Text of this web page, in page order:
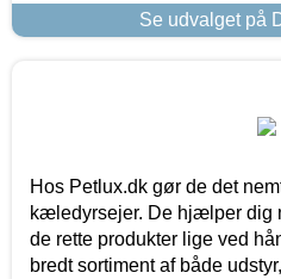
Se udvalget på
Hos Petlux.dk gør de det
kæledyrsejer. De hjælper dig
de rette produkter lige ved
bredt sortiment af både